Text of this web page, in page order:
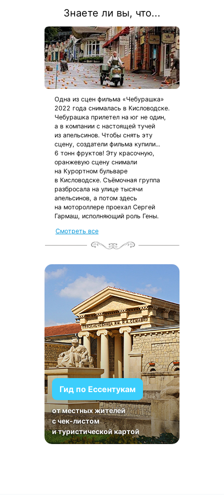
Знаете ли вы, что...
Одна из сцен фильма «Чебурашка»
2022 года снималась в Кисловодске.
Чебурашка прилетел на юг не один,
а в компании с настоящей тучей
из апельсинов. Чтобы снять эту
сцену, создатели фильма купили...
6 тонн фруктов! Эту красочную,
оранжевую сцену снимали
на Курортном бульваре
в Кисловодске. Съёмочная группа
разбросала на улице тысячи
апельсинов, а потом здесь
на мотороллере проехал Сергей
Гармаш, исполняющий роль Гены.
Смотреть все
Гид по Ессентукам
от местных жителей
с чек-листом
и туристической картой